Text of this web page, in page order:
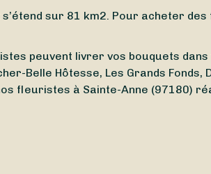
sur 81 km2. Pour acheter
peuvent livrer vos bouquets
Belle Hôtesse, Les Grands Fonds,
fleuristes à Sainte-Anne (97180)